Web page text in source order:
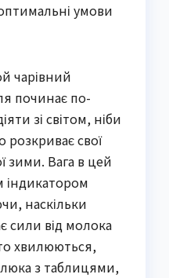
умови
чарівний
починає по-
зі світом, ніби
свої
зими. Вага в цей
індикатором
наскільки
сили від молока
хвилюються,
з таблицями,